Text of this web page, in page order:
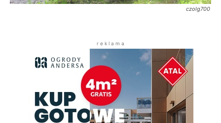
czolg700
r e k l a m a